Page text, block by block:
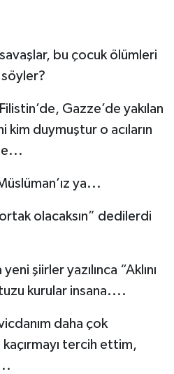
savaşlar, bu çocuk ölümleri
söyler?
Gazze’de yakılan
kim duymuştur o acıların
ya...
olacaksın” dedilerdi
şiirler yazılınca “Aklını
tuzu kurular insana....
daha çok
kaçırmayı tercih ettim,